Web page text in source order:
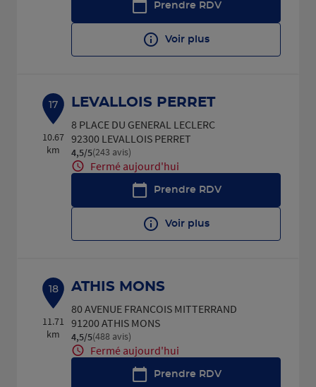
Prendre RDV
Voir plus
17
10.67
km
LEVALLOIS PERRET
8 PLACE DU GENERAL LECLERC
92300 LEVALLOIS PERRET
4,5/5Note de 4.5 sur 5
(243 avis)
Fermé aujourd'hui
Prendre RDV
Voir plus
18
11.71
km
ATHIS MONS
80 AVENUE FRANCOIS MITTERRAND
91200 ATHIS MONS
4,5/5Note de 4.5 sur 5
(488 avis)
Fermé aujourd'hui
Prendre RDV